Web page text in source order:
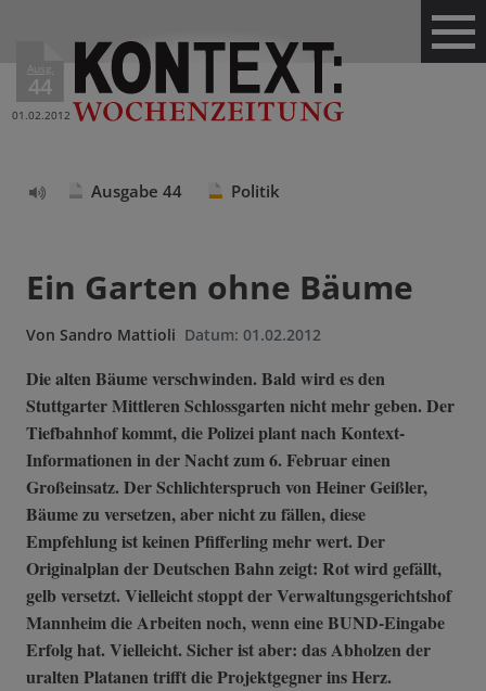
Ausg.
44
01.02.2012
Ausgabe 44 Politik
Ein Garten ohne Bäume
Von Sandro Mattioli Datum: 01.02.2012
Die alten Bäume verschwinden. Bald wird es den
Stuttgarter Mittleren Schlossgarten nicht mehr geben. Der
Tiefbahnhof kommt, die Polizei plant nach Kontext-
Informationen in der Nacht zum 6. Februar einen
Großeinsatz. Der Schlichterspruch von Heiner Geißler,
Bäume zu versetzen, aber nicht zu fällen, diese
Empfehlung ist keinen Pfifferling mehr wert. Der
Originalplan der Deutschen Bahn zeigt: Rot wird gefällt,
gelb versetzt. Vielleicht stoppt der Verwaltungsgerichtshof
Mannheim die Arbeiten noch, wenn eine BUND-Eingabe
Erfolg hat. Vielleicht. Sicher ist aber: das Abholzen der
uralten Platanen trifft die Projektgegner ins Herz.